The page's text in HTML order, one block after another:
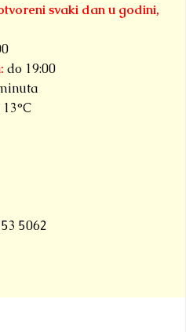
svaki dan u godini,
do 19:00
5062